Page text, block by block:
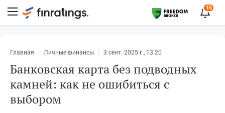
15
Главная Личные финансы 3 сент. 2025 г., 13:20
Банковская карта без подводных
камней: как не ошибиться с
выбором